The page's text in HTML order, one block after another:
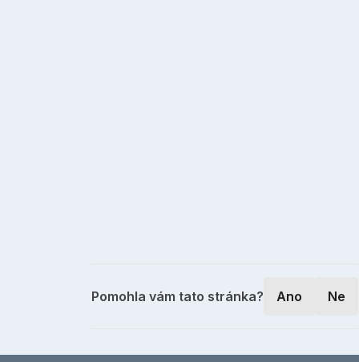
Pomohla vám tato stránka? Ano Ne